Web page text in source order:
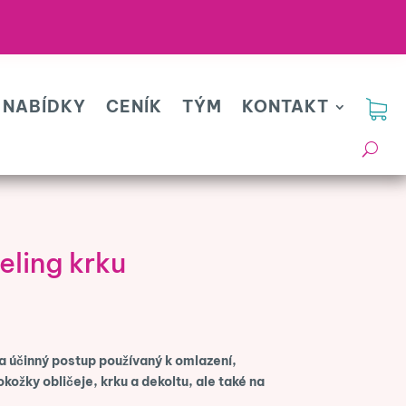
CENÍK TÝM KONTAKT
krku
postup používaný k omlazení,
obličeje, krku a dekoltu, ale také na